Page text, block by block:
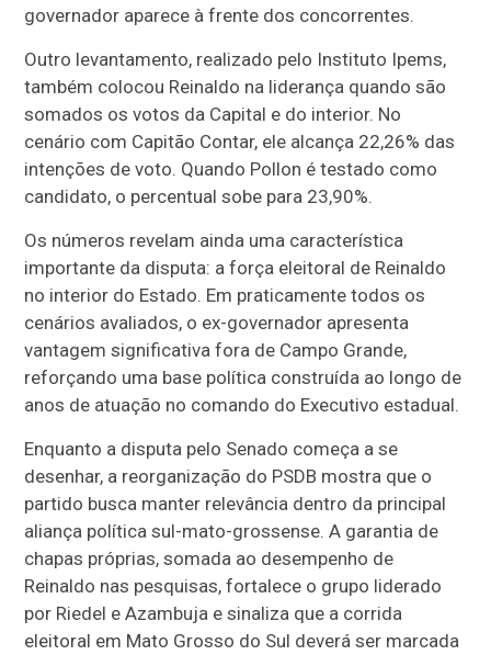
governador aparece à frente dos concorrentes.
Outro levantamento, realizado pelo Instituto Ipems,
também colocou Reinaldo na liderança quando são
somados os votos da Capital e do interior. No
cenário com Capitão Contar, ele alcança 22,26% das
intenções de voto. Quando Pollon é testado como
candidato, o percentual sobe para 23,90%.
Os números revelam ainda uma característica
importante da disputa: a força eleitoral de Reinaldo
no interior do Estado. Em praticamente todos os
cenários avaliados, o ex-governador apresenta
vantagem significativa fora de Campo Grande,
reforçando uma base política construída ao longo de
anos de atuação no comando do Executivo estadual.
Enquanto a disputa pelo Senado começa a se
desenhar, a reorganização do PSDB mostra que o
partido busca manter relevância dentro da principal
aliança política sul-mato-grossense. A garantia de
chapas próprias, somada ao desempenho de
Reinaldo nas pesquisas, fortalece o grupo liderado
por Riedel e Azambuja e sinaliza que a corrida
eleitoral em Mato Grosso do Sul deverá ser marcada